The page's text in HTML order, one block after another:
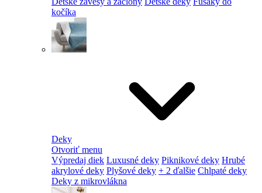
kočíka
Deky
Otvoriť menu
Výpredaj diek Luxusné deky Piknikové deky Hrubé
akrylové deky Plyšové deky + 2 ďalšie Chlpaté deky
Deky z mikrovlákna